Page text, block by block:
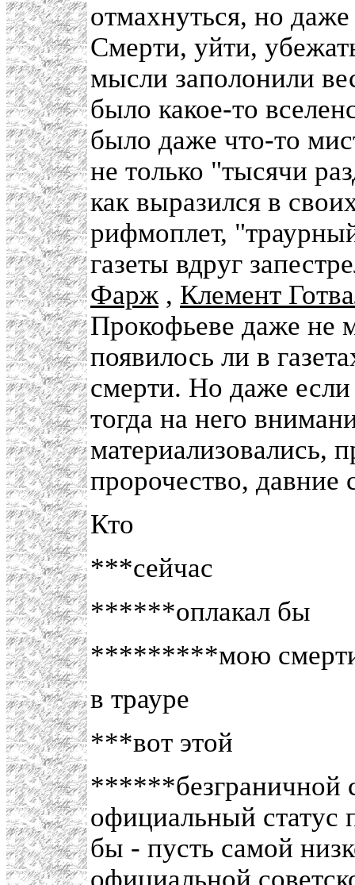
отмахнуться, но
Смерти, уйти,
мысли заполонили
было какое-то
было даже что-то
не только "тысячи
как выразился в
рифмоплет,
газеты вдруг
Фарж , Клемент
Прокофьеве даже не
появилось ли в
смерти. Но даже
тогда на него
материализовались,
пророчество, давние
Кто
***сейчас
******оплакал бы
*********мою
в трауре
***вот этой
******безграничной
официальный статус
бы - пусть самой